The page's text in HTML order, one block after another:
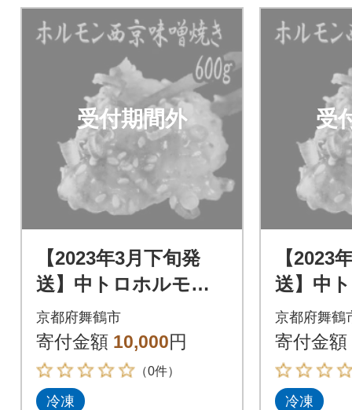
受付期間外
【2023年3月下旬発
送】中トロホルモン
西京味噌焼き 600g
京都府舞鶴市
寄付金額 10,000円
（0件）
冷凍
受
【2023
送】中
西京味
京都府舞鶴
寄付金額
冷凍